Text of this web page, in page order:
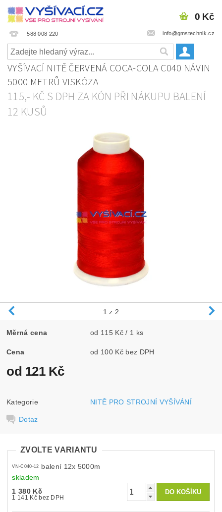
588 008 220 info@gmstechnik.cz
0 Kč
VYŠÍVACÍ NITĚ ČERVENÁ COCA-COLA C040 NÁVIN
5000 METRŮ VISKÓZA
115,- KČ S DPH ZA KÓN PŘI NÁKUPU BALENÍ
12 KUSŮ
1 z 2
Měrná cena od 115 Kč / 1 ks
Cena od 100 Kč bez DPH
od 121 Kč
Kategorie NITĚ PRO STROJNÍ VYŠÍVÁNÍ
Dotaz
ZVOLTE VARIANTU
VN-C040-12 balení 12x 5000m
skladem
1 380 Kč
1 141 Kč bez DPH